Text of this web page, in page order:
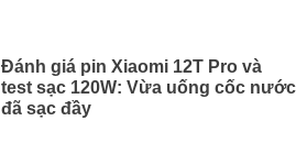
Đánh giá pin Xiaomi 12T Pro và
test sạc 120W: Vừa uống cốc nước
đã sạc đầy